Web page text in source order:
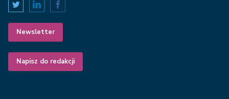
Newsletter
Napisz do redakcji